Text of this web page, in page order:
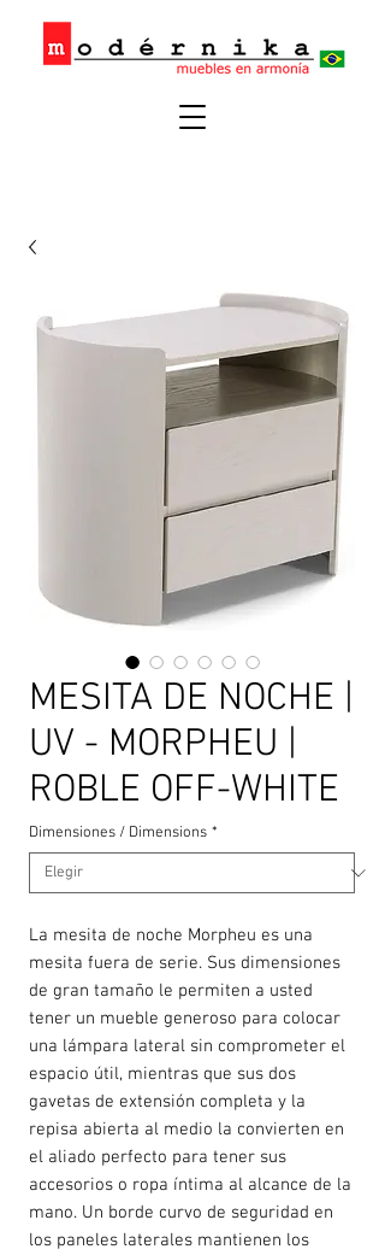
MESITA DE NOCHE |
UV - MORPHEU |
ROBLE OFF-WHITE
Dimensiones / Dimensions *
La mesita de noche Morpheu es una
mesita fuera de serie. Sus dimensiones
de gran tamaño le permiten a usted
tener un mueble generoso para colocar
una lámpara lateral sin comprometer el
espacio útil, mientras que sus dos
gavetas de extensión completa y la
repisa abierta al medio la convierten en
el aliado perfecto para tener sus
accesorios o ropa íntima al alcance de la
mano. Un borde curvo de seguridad en
los paneles laterales mantienen los